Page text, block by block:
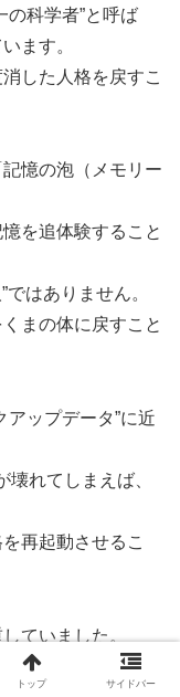
の科学者”と呼ば
ます。
した人格を戻すこ
憶の泡（メモリー
を追体験すること
ではありません。
まの体に戻すこと
アップデータ”に近
れてしまえば、
再起動させるこ
ていました。
人間性を捨てた」
トップ サイドバー